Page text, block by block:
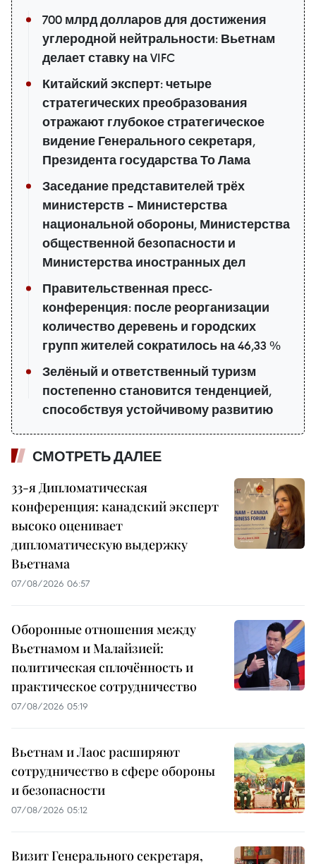
700 млрд долларов для достижения
углеродной нейтральности: Вьетнам
делает ставку на VIFC
Китайский эксперт: четыре
стратегических преобразования
отражают глубокое стратегическое
видение Генерального секретаря,
Президента государства То Лама
Заседание представителей трёх
министерств – Министерства
национальной обороны, Министерства
общественной безопасности и
Министерства иностранных дел
Правительственная пресс-
конференция: после реорганизации
количество деревень и городских
групп жителей сократилось на 46,33 %
Зелёный и ответственный туризм
постепенно становится тенденцией,
способствуя устойчивому развитию
СМОТРЕТЬ ДАЛЕЕ
33-я Дипломатическая
конференция: канадский эксперт
высоко оценивает
дипломатическую выдержку
Вьетнама
07/08/2026 06:57
Оборонные отношения между
Вьетнамом и Малайзией:
политическая сплочённость и
практическое сотрудничество
07/08/2026 05:19
Вьетнам и Лаос расширяют
сотрудничество в сфере обороны
и безопасности
07/08/2026 05:12
Визит Генерального секретаря,